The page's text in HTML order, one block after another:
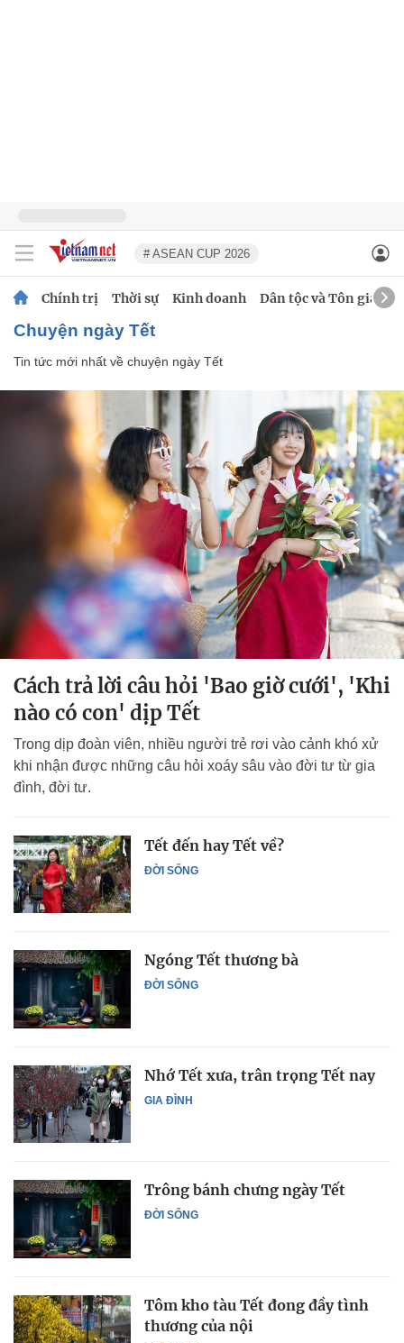
# ASEAN CUP 2026
Chính trị Thời sự Kinh doanh Dân tộc và Tôn giáo
chuyện ngày Tết
Tin tức mới nhất về chuyện ngày Tết
Cách trả lời câu hỏi 'Bao giờ cưới', 'Khi
nào có con' dịp Tết
Trong dịp đoàn viên, nhiều người trẻ rơi vào cảnh khó xử
khi nhận được những câu hỏi xoáy sâu vào đời tư từ gia
đình, đời tư.
ĐỜI SỐNG
Tết đến hay Tết về?
ĐỜI SỐNG
Ngóng Tết thương bà
GIA ĐÌNH
Nhớ Tết xưa, trân trọng Tết nay
ĐỜI SỐNG
Trông bánh chưng ngày Tết
Tôm kho tàu Tết đong đầy tình
thương của nội